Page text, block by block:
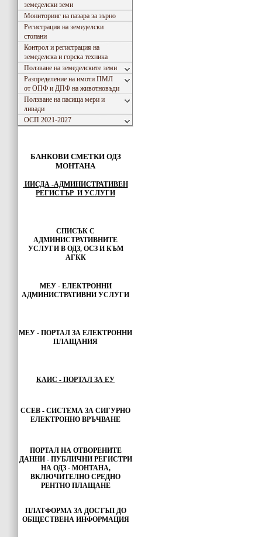
земеделски земи
Мониторинг на пазара за зърно
Регистрация на земеделски
стопани
Контрол и регистрация на
земеделска и горска техника
Ползване на земеделските земи
Разпределение на имоти ПМЛ
от ОПФ и ДПФ на животновъди
Ползване на пасища мери и
ливади
ОСП 2021-2027
БАНКОВИ СМЕТКИ ОДЗ
МОНТАНА
ИИСДА -АДМИНИСТРАТИВЕН
РЕГИСТЪР И УСЛУГИ
СПИСЪК С
АДМИНИСТРАТИВНИТЕ
УСЛУГИ В ОДЗ, ОСЗ И КЪМ
АГКК
МЕУ - ЕЛЕКТРОННИ
АДМИНИСТРАТИВНИ УСЛУГИ
МЕУ - ПОРТАЛ ЗА ЕЛЕКТРОННИ
ПЛАЩАНИЯ
КАИС - ПОРТАЛ ЗА ЕУ
ССЕВ - СИСТЕМА ЗА СИГУРНО
ЕЛЕКТРОННО ВРЪЧВАНЕ
ПОРТАЛ НА ОТВОРЕНИТЕ
ДАННИ - ПУБЛИЧНИ РЕГИСТРИ
НА ОДЗ - МОНТАНА,
ВКЛЮЧИТЕЛНО СРЕДНО
РЕНТНО ПЛАЩАНЕ
ПЛАТФОРМА ЗА ДОСТЪП ДО
ОБЩЕСТВЕНА ИНФОРМАЦИЯ